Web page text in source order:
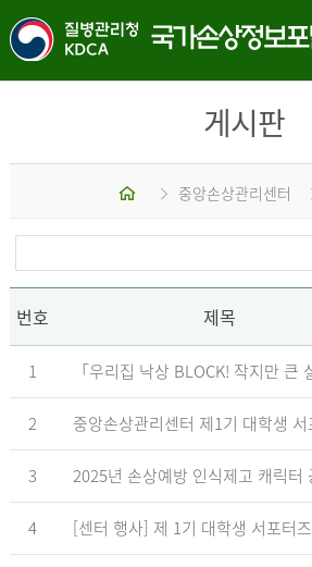
게시판
중앙손상관리센터
번호 제목
1
2
3
4